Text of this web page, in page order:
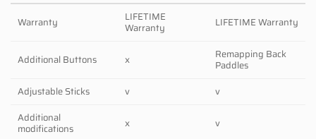
Warranty LIFETIME
Warranty LIFETIME Warranty
Additional Buttons x Remapping Back
Paddles
Adjustable Sticks
v
v
Additional
modifications x v